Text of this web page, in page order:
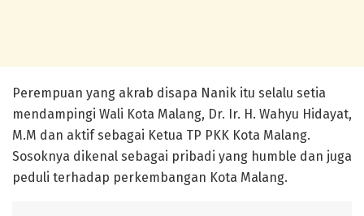
Perempuan yang akrab disapa Nanik itu selalu setia
mendampingi Wali Kota Malang, Dr. Ir. H. Wahyu Hidayat,
M.M dan aktif sebagai Ketua TP PKK Kota Malang.
Sosoknya dikenal sebagai pribadi yang humble dan juga
peduli terhadap perkembangan Kota Malang.